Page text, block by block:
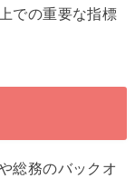
での重要な指標
総務のバックオ